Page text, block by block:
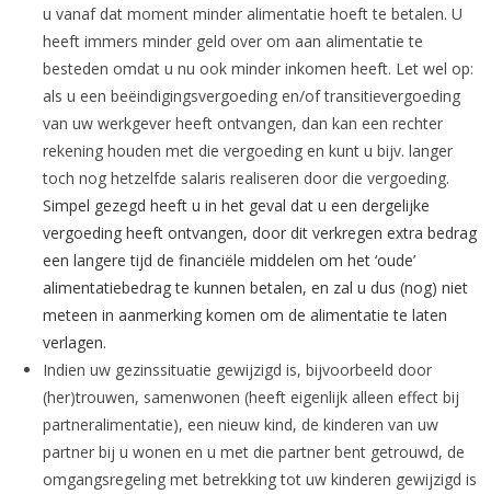
u vanaf dat moment minder alimentatie hoeft te betalen. U
heeft immers minder geld over om aan alimentatie te
besteden omdat u nu ook minder inkomen heeft. Let wel op:
als u een beëindigingsvergoeding en/of transitievergoeding
van uw werkgever heeft ontvangen, dan kan een rechter
rekening houden met die vergoeding en kunt u bijv. langer
toch nog hetzelfde salaris realiseren door die vergoeding.
Simpel gezegd heeft u in het geval dat u een dergelijke
vergoeding heeft ontvangen, door dit verkregen extra bedrag
een langere tijd de financiële middelen om het ‘oude’
alimentatiebedrag te kunnen betalen, en zal u dus (nog) niet
meteen in aanmerking komen om de alimentatie te laten
verlagen.
Indien uw gezinssituatie gewijzigd is, bijvoorbeeld door
(her)trouwen, samenwonen (heeft eigenlijk alleen effect bij
partneralimentatie), een nieuw kind, de kinderen van uw
partner bij u wonen en u met die partner bent getrouwd, de
omgangsregeling met betrekking tot uw kinderen gewijzigd is